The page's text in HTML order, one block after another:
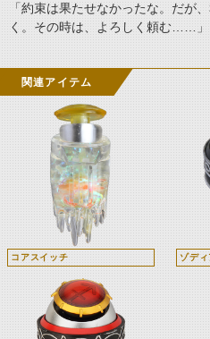
「約束は果たせなかったな。だが
く。その時は、よろしく頼む……」
関連アイテム
コアスイッチ ゾデ